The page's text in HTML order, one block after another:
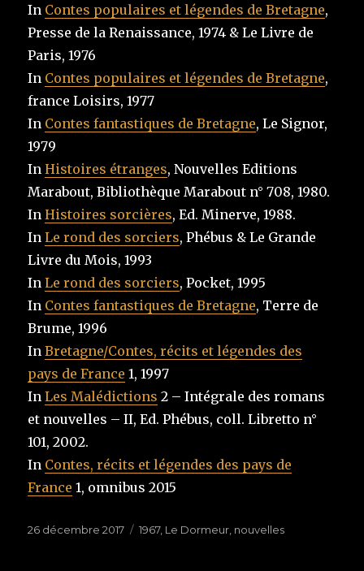
In Contes populaires et légendes de Bretagne,
Presse de la Renaissance, 1974 & Le Livre de
Paris, 1976
In Contes populaires et légendes de Bretagne,
france Loisirs, 1977
In Contes fantastiques de Bretagne, Le Signor,
1979
InHistoires étranges, Nouvelles Editions
Marabout, Bibliothèque Marabout n° 708, 1980.
InHistoires sorcières, Ed. Minerve, 1988.
InLe rond des sorciers, Phébus & Le Grande
Livre du Mois, 1993
InLe rond des sorciers, Pocket, 1995
In Contes fantastiques de Bretagne, Terre de
Brume, 1996
InBretagne/Contes, récits et légendes des
pays de France 1, 1997
InLes Malédictions 2 – Intégrale des romans
et nouvelles – II, Ed. Phébus, coll. Libretto n°
101, 2002.
In Contes, récits et légendes des pays de
France 1, omnibus 2015
Publié
26 décembre 2017 Étiquettes
1967, Le Dormeur nouvelles